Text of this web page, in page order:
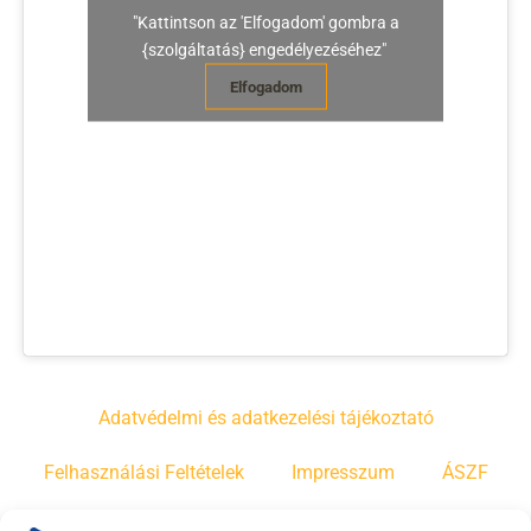
"Kattintson az 'Elfogadom' gombra a
{szolgáltatás} engedélyezéséhez"
Elfogadom
Adatvédelmi és adatkezelési tájékoztató
Felhasználási Feltételek Impresszum ÁSZF